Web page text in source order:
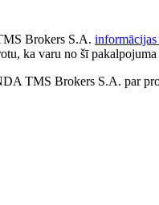
Brokers S.A.
ka varu no šī
TMS Brokers S.A. par